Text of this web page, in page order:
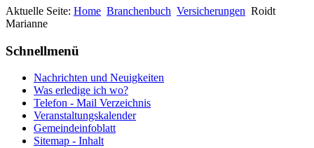
Aktuelle Seite: Home Branchenbuch Versicherungen Roidt
Marianne
Schnellmenü
Nachrichten und Neuigkeiten
Was erledige ich wo?
Telefon - Mail Verzeichnis
Veranstaltungskalender
Gemeindeinfoblatt
Sitemap - Inhalt